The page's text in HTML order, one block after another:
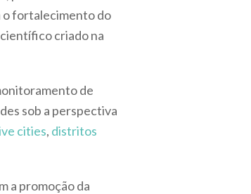
o fortalecimento do
criado na
de
sob a perspectiva
cities, distritos
a promoção da